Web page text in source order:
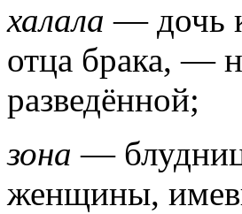
халала— дочь
отца брака, —
разведённой;
зона—
женщины,